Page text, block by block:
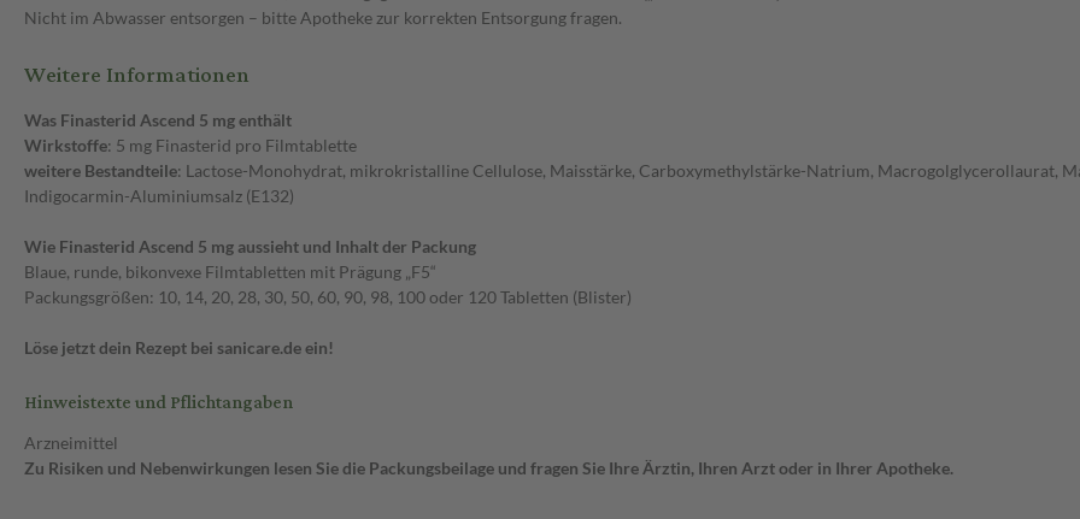
Nicht im Abwasser entsorgen – bitte Apotheke zur korrekten Entsorgung fragen.
Weitere Informationen
Was Finasterid Ascend 5 mg enthält
Wirkstoffe: 5 mg Finasterid pro Filmtablette
weitere Bestandteile: Lactose-Monohydrat, mikrokristalline Cellulose, Maisstärke, Carboxymethylstärke-Natrium, Macrogolglycerollaurat,
Indigocarmin-Aluminiumsalz (E132)
Wie Finasterid Ascend 5 mg aussieht und Inhalt der Packung
Blaue, runde, bikonvexe Filmtabletten mit Prägung „F5“
Packungsgrößen: 10, 14, 20, 28, 30, 50, 60, 90, 98, 100 oder 120 Tabletten (Blister)
Löse jetzt dein Rezept bei sanicare.de ein!
Hinweistexte und Pflichtangaben
Arzneimittel
Zu Risiken und Nebenwirkungen lesen Sie die Packungsbeilage und fragen Sie Ihre Ärztin, Ihren Arzt oder in Ihrer Apotheke.